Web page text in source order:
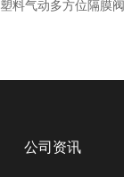
塑料气动多方位隔膜阀
公司资讯